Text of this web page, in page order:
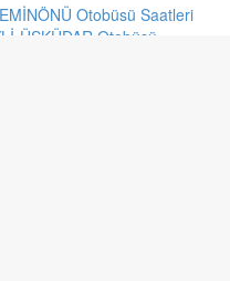
Otobüsü Saatleri
ÜSKÜDAR Otobüsü